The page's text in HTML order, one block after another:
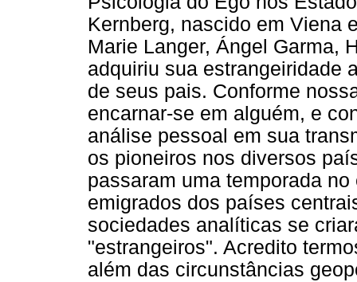
Kernberg, nascido em Viena
Marie Langer, Ángel Garma,
adquiriu sua estrangeiridade
de seus pais. Conforme
encarnar-se em alguém, e
análise pessoal em sua
os pioneiros nos diversos
passaram uma temporada
emigrados dos países
sociedades analíticas se
"estrangeiros". Acredito
além das circunstâncias